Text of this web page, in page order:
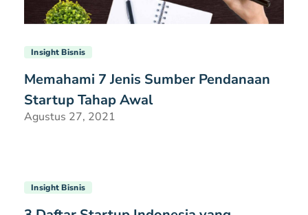
Insight Bisnis
Memahami 7 Jenis Sumber Pendanaan
Startup Tahap Awal
Agustus 27, 2021
Insight Bisnis